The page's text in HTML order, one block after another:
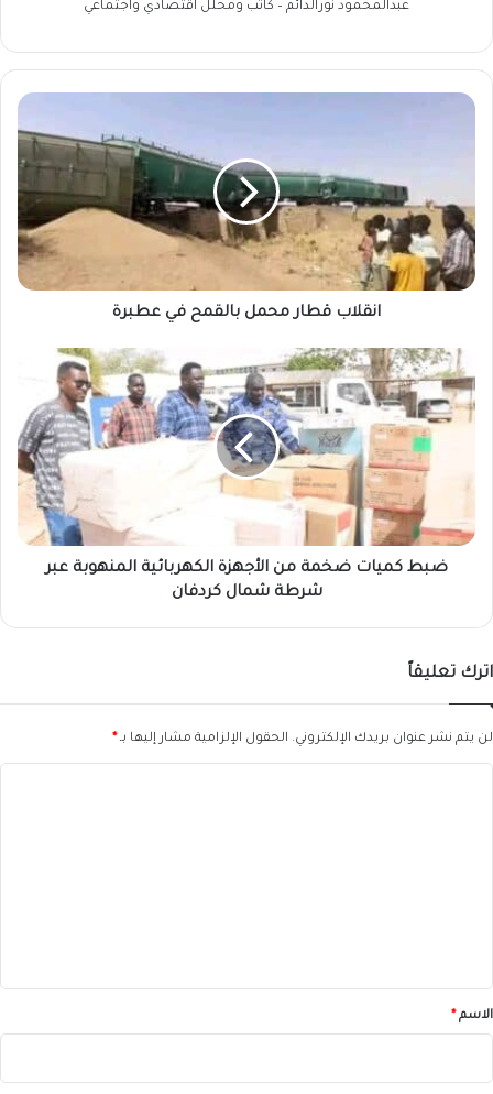
عبدالمحمود نورالدائم – كاتب ومحلل اقتصادي واجتماعي
انقلاب
عطبرة
انقلاب قطار محمل بالقمح في عطبرة
ضبط
كميات
ضخمة
الكهربائية
عبر
شرطة
شمالضبط كميات ضخمة من الأجهزة الكهربائية المنهوبة عبر
شرطة شمال كردفان
اترك تعليقاً
لن يتم نشر عنوان بريدك الإلكتروني. الحقول الإلزامية مشار إليها بـ *
*الاسم *